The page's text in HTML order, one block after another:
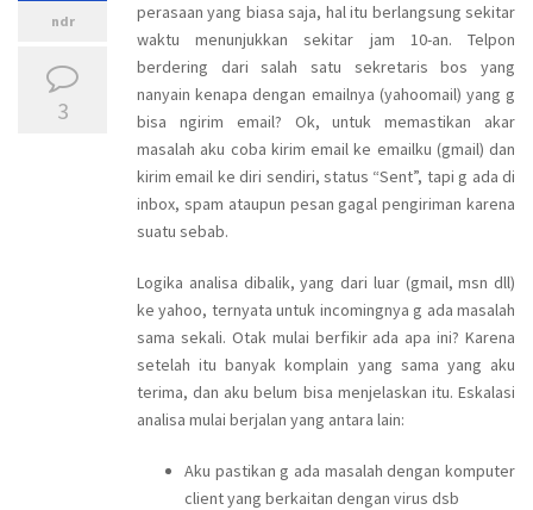
ndr
3
perasaan yang biasa saja, hal itu berlangsung sekitar
waktu menunjukkan sekitar jam 10-an. Telpon
berdering dari salah satu sekretaris bos yang
nanyain kenapa dengan emailnya (yahoomail) yang g
bisa ngirim email? Ok, untuk memastikan akar
masalah aku coba kirim email ke emailku (gmail) dan
kirim email ke diri sendiri, status “Sent”, tapi g ada di
inbox, spam ataupun pesan gagal pengiriman karena
suatu sebab.
Logika analisa dibalik, yang dari luar (gmail, msn dll)
ke yahoo, ternyata untuk incomingnya g ada masalah
sama sekali. Otak mulai berfikir ada apa ini? Karena
setelah itu banyak komplain yang sama yang aku
terima, dan aku belum bisa menjelaskan itu. Eskalasi
analisa mulai berjalan yang antara lain:
Aku pastikan g ada masalah dengan komputer
client yang berkaitan dengan virus dsb